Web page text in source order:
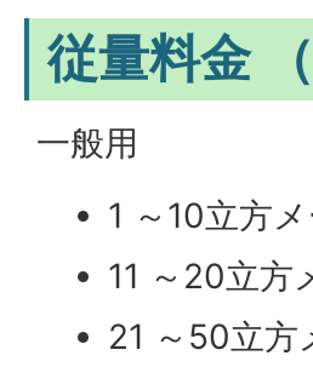
従量料金
一般用
1 ～10立方
11 ～20立方
21 ～50立方